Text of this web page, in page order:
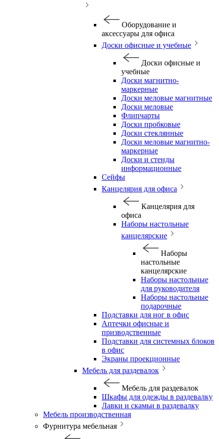
Оборудование и
аксессуары для офиса
Доски офисные и учебные
Доски офисные и
учебные
Доски магнитно-
маркерные
Доски меловые магнитные
Доски меловые
Флипчарты
Доски пробковые
Доски стеклянные
Доски меловые магнитно-
маркерные
Доски и стенды
информационные
Сейфы
Канцелярия для офиса
Канцелярия для
офиса
Наборы настольные
канцелярские
Наборы
настольные
канцелярские
Наборы настольные
для руководителя
Наборы настольные
подарочные
Подставки для ног в офис
Аптечки офисные и
призводственные
Подставки для системных блоков
в офис
Экраны проекционные
Мебель для раздевалок
Мебель для раздевалок
Шкафы для одежды в раздевалку
Лавки и скамьи в раздевалку
Мебель производственная
Фурнитура мебельная